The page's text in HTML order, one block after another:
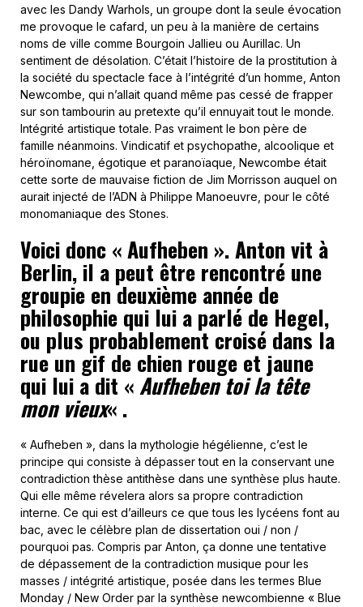
avec les Dandy Warhols, un groupe dont la seule évocation
me provoque le cafard, un peu à la manière de certains
noms de ville comme Bourgoin Jallieu ou Aurillac. Un
sentiment de désolation. C’était l’histoire de la prostitution à
la société du spectacle face à l’intégrité d’un homme, Anton
Newcombe, qui n’allait quand même pas cessé de frapper
sur son tambourin au pretexte qu’il ennuyait tout le monde.
Intégrité artistique totale. Pas vraiment le bon père de
famille néanmoins. Vindicatif et psychopathe, alcoolique et
héroïnomane, égotique et paranoïaque, Newcombe était
cette sorte de mauvaise fiction de Jim Morrisson auquel on
aurait injecté de l’ADN à Philippe Manoeuvre, pour le côté
monomaniaque des Stones.
Voici donc « Aufheben ». Anton vit à
Berlin, il a peut être rencontré une
groupie en deuxième année de
philosophie qui lui a parlé de Hegel,
ou plus probablement croisé dans la
rue un gif de chien rouge et jaune
qui lui a dit «Aufheben toi la tête
mon vieux« .
« Aufheben », dans la mythologie hégélienne, c’est le
principe qui consiste à dépasser tout en la conservant une
contradiction thèse antithèse dans une synthèse plus haute.
Qui elle même révelera alors sa propre contradiction
interne. Ce qui est d’ailleurs ce que tous les lycéens font au
bac, avec le célèbre plan de dissertation oui / non /
pourquoi pas. Compris par Anton, ça donne une tentative
de dépassement de la contradiction musique pour les
masses / intégrité artistique, posée dans les termes Blue
Monday / New Order par la synthèse newcombienne « Blue